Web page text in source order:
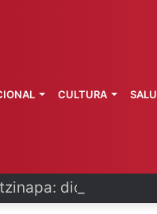
dictan
CULTURA